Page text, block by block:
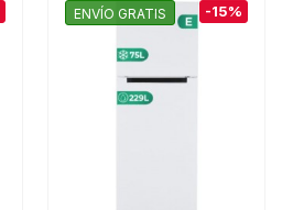
ENVÍO GRATIS -15%